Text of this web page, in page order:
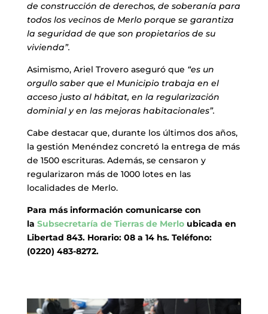
de construcción de derechos, de soberanía para
todos los vecinos de Merlo porque se garantiza
la seguridad de que son propietarios de su
vivienda”.
Asimismo, Ariel Trovero aseguró que “es un
orgullo saber que el Municipio trabaja en el
acceso justo al hábitat, en la regularización
dominial y en las mejoras habitacionales”.
Cabe destacar que, durante los últimos dos años,
la gestión Menéndez concretó la entrega de más
de 1500 escrituras. Además, se censaron y
regularizaron más de 1000 lotes en las
localidades de Merlo.
Para más información comunicarse con
la Subsecretaría de Tierras de Merloubicada en
Libertad 843. Horario: 08 a 14 hs. Teléfono:
(0220) 483-8272.